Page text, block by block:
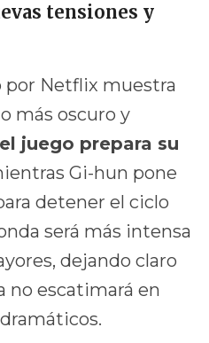
tensiones y
por Netflix muestra
más oscuro y
juego prepara su
Gi-hun pone
detener el ciclo
será más intensa
dejando claro
no escatimará en